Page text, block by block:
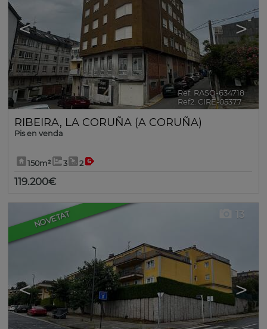
< >
Ref. RASO-634718 🔗
Ref2. CIRE-05377
RIBEIRA, LA CORUÑA (A CORUÑA)
Pis en venda
150m² 3 2
119.200€
NOVETAT
< >
13